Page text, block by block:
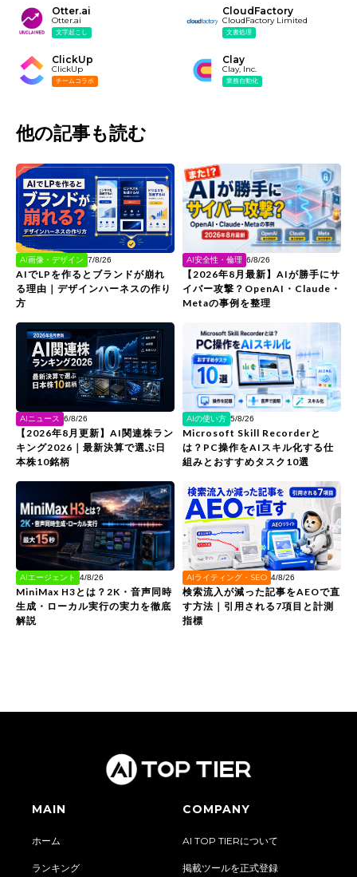
Otter.ai
Otter.ai
文字起こし
CloudFactory
CloudFactory Limited
文書処理
ClickUp
ClickUp
チームコラボ
Clay
Clay, Inc.
業務自動化
他の記事も読む
AI画像・デザイン 7/8/26
AIでLPを作るとブランドが崩れ
る理由｜デザインハーネスの作り
方
AI安全性・倫理 6/8/26
【2026年8月最新】AIが勝手にサ
イバー攻撃？OpenAI・Claude・
Metaの事例を整理
AIニュース 6/8/26
【2026年8月更新】AI関連株ラン
キング2026｜最新決算で選ぶ日
本株10銘柄
AIの使い方 5/8/26
Microsoft Skill Recorderと
は？PC操作をAIスキル化する仕
組みとおすすめタスク10選
AIエージェント 4/8/26
MiniMax H3とは？2K・音声同時
生成・ローカル実行の実力を徹底
解説
AIライティング・SEO 4/8/26
検索流入が減った記事をAEOで直
す方法｜引用される7項目と計測
指標
MAIN
ホーム
ランキング
COMPANY
AI TOP TIERについて
掲載ツールを正式登録